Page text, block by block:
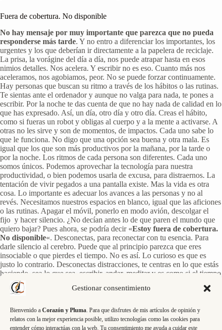
Gestionar consentimiento
Bienvenido a Corazón y Pluma. Para que disfrutes de mis artículos de opinión y
relatos con la mejor experiencia posible, utilizo tecnologías como las cookies para
entender cómo interactúas con la web. Tu consentimiento me ayuda a cuidar este
Fuera de cobertura. No disponible
No hay mensaje por muy importante que parezca que no pueda
responderse más tarde. Y no entro a diferenciar los importantes, los
urgentes y los que deberían ir directamente a la papelera de reciclaje.
La prisa, la vorágine del día a día, nos puede atrapar hasta en esos
nimios detalles. Nos acelera. Y escribir no es eso. Cuanto más nos
aceleramos, nos agobiamos, peor. No se puede forzar continuamente.
Hay personas que buscan su ritmo a través de los hábitos o las rutinas.
Te sientas ante el ordenador y aunque no valga para nada, te pones a
escribir. Por la noche te das cuenta de que no hay nada de calidad en lo
que has expresado. Así, un día, otro día y otro día. Creas el hábito,
como si fueras un robot y obligas al cuerpo y a la mente a activarse. A
otras no les sirve y son de momentos, de impactos. Cada uno sabe lo
que le funciona. No digo que una opción sea buena y otra mala. Es
igual que los que son más productivos por la mañana, por la tarde o
por la noche. Los ritmos de cada persona son diferentes. Cada uno
somos únicos. Podemos aprovechar la tecnología para nuestra
productividad, o bien podemos usarla de excusa, para distraernos. La
tentación de vivir pegados a una pantalla existe. Mas la vida es otra
cosa. Lo importante es adecuar los avances a las personas y no al
revés. Necesitamos nuestros espacios en blanco, igual que las aficiones
o las rutinas. Apagar el móvil, ponerlo en modo avión, descolgar el
fijo y hacer silencio. ¿No decían antes lo de que paren el mundo que
quiero bajar? Pues ahora, se podría decir «Estoy fuera de cobertura.
No disponible«. Desconectas, para reconectar con tu esencia. Para
darle silencio al cerebro. Puede que al principio parezca que eres
insociable o que pierdes el tiempo. No es así. Lo curioso es que es
justo lo contrario. Desconectas distracciones, te centras en lo que estás
haciendo, sea lo que sea, escribir, andar, meditar y es como si el tiempo
se expandiera, como si pudieras hacer más cosas. Tenemos el mundo
en un bolsillo o a una pantalla de distancia. Es genial. Pero no pierdas
olvidas. Eres la única persona que necesitas para vivir y de la que
deberías estar pendiente. No es egoísmo. Si vas conduciendo, mejor
céntrate en la carretera y pon el móvil en silencio. Si estoy escribiendo,